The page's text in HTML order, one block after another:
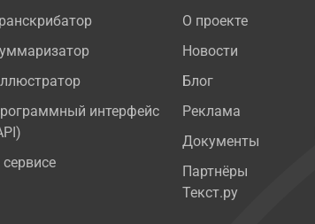
интерфейс
О проекте
Новости
Блог
Реклама
Документы
Партнёры
Текст.ру